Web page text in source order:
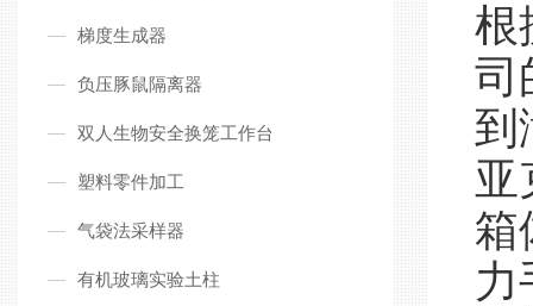
梯度生成器
负压豚鼠隔离器
双人生物安全换笼工作台
塑料零件加工
气袋法采样器
有机玻璃实验土柱
根
司
到
亚
箱
力